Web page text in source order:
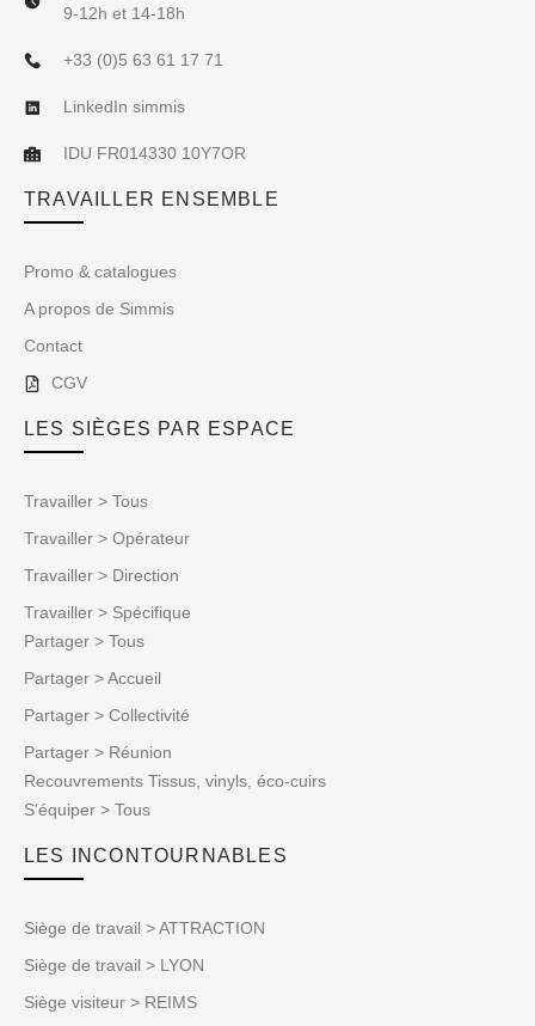
9-12h et 14-18h
+33 (0)5 63 61 17 71
LinkedIn simmis
IDU FR014330 10Y7OR
TRAVAILLER ENSEMBLE
Promo & catalogues
A propos de Simmis
Contact
CGV
LES SIÈGES PAR ESPACE
Travailler > Tous
Travailler > Opérateur
Travailler > Direction
Travailler > Spécifique
Partager > Tous
Partager > Accueil
Partager > Collectivité
Partager > Réunion
Recouvrements Tissus, vinyls, éco-cuirs
S'équiper > Tous
LES INCONTOURNABLES
Siège de travail > ATTRACTION
Siège de travail > LYON
Siège visiteur > REIMS